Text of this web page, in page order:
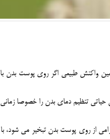
طبيعي اگر روي پوست بدن
تنظيم دماي بدن را خصوصا زماني
از روي پوست بدن تبخير مي